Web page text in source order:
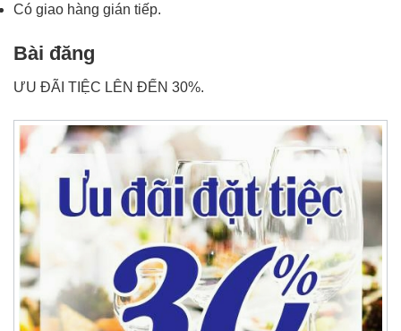
Có giao hàng gián tiếp.
Bài đăng
ƯU ĐÃI TIỆC LÊN ĐẾN 30%.